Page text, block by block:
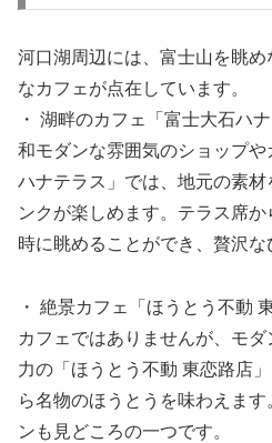
河口湖周辺には、富士山を眺
なカフェが点在しています。
・ 湖畔のカフェ「富士大石ハナ
和モダンな雰囲気のショップ
ハナテラス」では、地元の素材
ンクが楽しめます。テラス席
時に眺めることができ、贅沢な
・ 絶景カフェ「ほうとう不動
カフェではありませんが、モ
力の「ほうとう不動 東恋路店
ら名物のほうとうを味わえま
ンも見どころの一つです。